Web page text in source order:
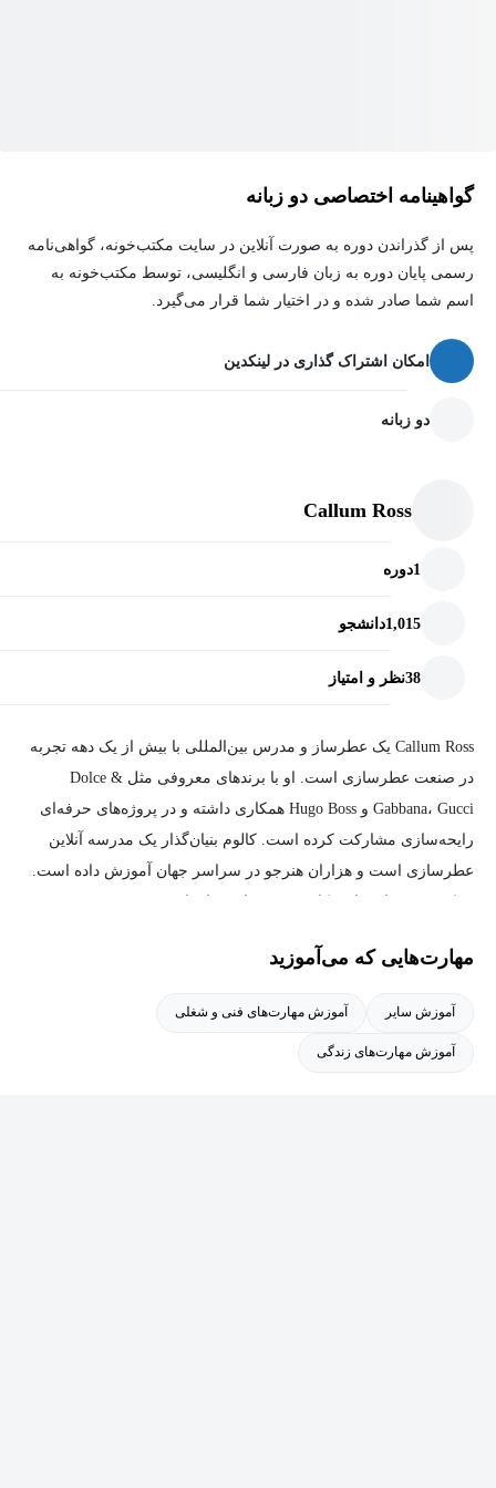
گواهینامه اختصاصی دو زبانه
پس از گذراندن دوره به صورت آنلاین در سایت مکتب‌خونه، گواهی‌نامه
رسمی پایان دوره به زبان فارسی و انگلیسی، توسط مکتب‌خونه به
اسم شما صادر شده و در اختیار شما قرار می‌گیرد.
امکان اشتراک گذاری در لینکدین
دو زبانه
Callum Ross
1دوره
1,015دانشجو
38نظر و امتیاز
Callum Ross یک عطرساز و مدرس بین‌المللی با بیش از یک دهه تجربه
در صنعت عطرسازی است. او با برندهای معروفی مثل Dolce &
Gabbana، Gucci و Hugo Boss همکاری داشته و در پروژه‌های حرفه‌ای
رایحه‌سازی مشارکت کرده است. کالوم بنیان‌گذار یک مدرسه آنلاین
عطرسازی است و هزاران هنرجو در سراسر جهان آموزش داده است.
عملی عطر و طراحی رایحه‌های حرفه‌ای در خانه است.
مهارت‌هایی که می‌آموزید
آموزش سایر آموزش مهارت‌های فنی و شغلی
آموزش مهارت‌های زندگی